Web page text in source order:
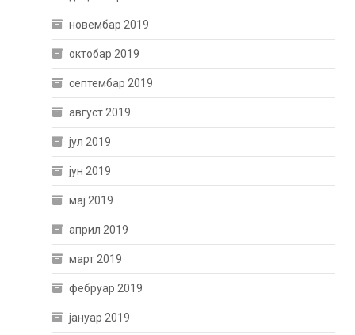
новембар 2019
октобар 2019
септембар 2019
август 2019
јул 2019
јун 2019
мај 2019
април 2019
март 2019
фебруар 2019
јануар 2019